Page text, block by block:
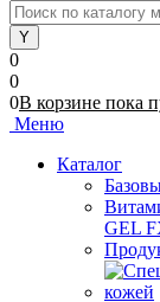
0
0
0В корзине пока
Меню
Каталог
GEL